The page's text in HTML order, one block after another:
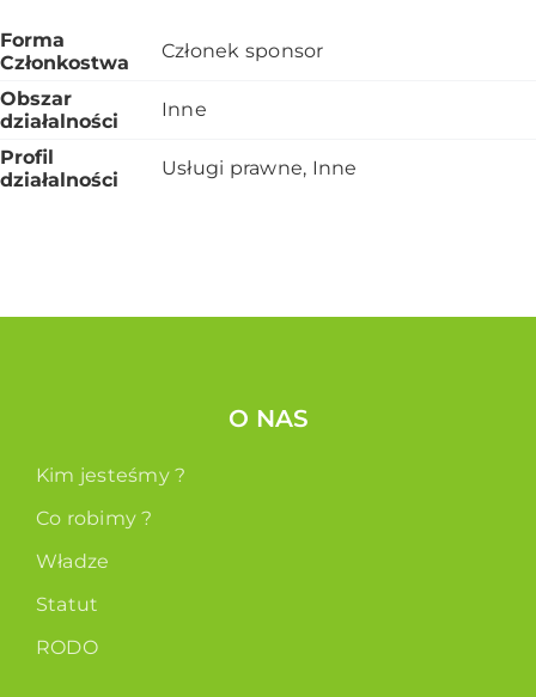
Forma
Członkostwa
Członek sponsor
Obszar
działalności
Inne
Profil
działalności
Usługi prawne, Inne
O NAS
Kim jesteśmy ?
Co robimy ?
Władze
Statut
RODO